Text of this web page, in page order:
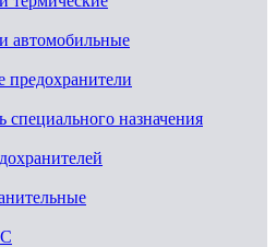
автомобильные
специального назначения